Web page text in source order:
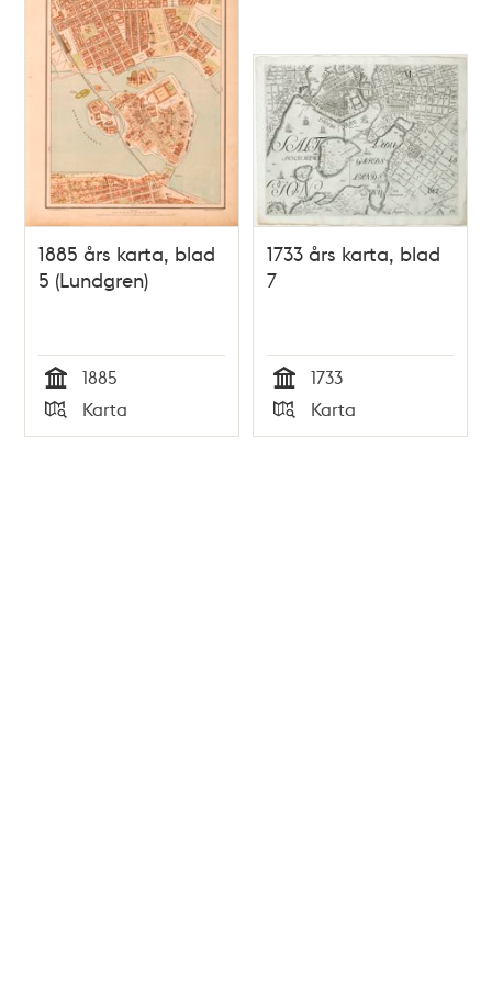
1885 års karta, blad
5 (Lundgren)
Tid
1885
Typ
Karta
1733 års karta, blad
7
Tid
1733
Typ
Karta